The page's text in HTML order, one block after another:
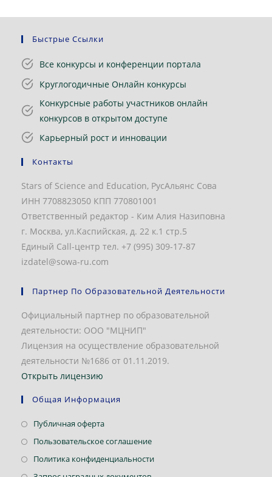
Быстрые Ссылки
Все конкурсы и конференции портала
Круглогодичные Онлайн конкурсы
Конкурсные работы участников онлайн
конкурсов в открытом доступе
Карьерный рост и инновации
Контакты
Stars of Science and Education, РусАльянс Сова
ИНН 7708823050 КПП 770801001
Ответственный редактор - Ким Алия Назиповна
г. Москва, ул.Каспийская, д. 22 к.1 стр.5
Единый Call-центр тел. +7 (995) 309-17-87
izdatel@sowa-ru.com
Партнер По Образовательной Деятельности
Официальный партнер по образовательной
деятельности: ООО "МЦНИП"
Лицензия на осуществление образовательной
деятельности №1686 от 01.11.2019.
Открыть лицензию
Общая Информация
Публичная офертаОткроется
в
Пользовательское соглашениеОткроется
в
Политика конфиденциальностиОткроется